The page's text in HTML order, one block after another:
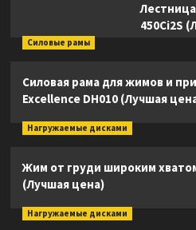
Лестница
450Ci2S
Силовые рамы
Силовая рама для жимов и
Excellence DH010 (Лучшая
Нагружаемые дисками
Жим от груди широким
(Лучшая цена)
Нагружаемые дисками